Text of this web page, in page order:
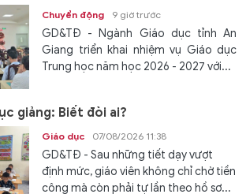
Chuyển động 9 giờ trước
GD&TĐ - Ngành Giáo dục tỉnh An
Giang triển khai nhiệm vụ Giáo dục
Trung học năm học 2026 - 2027 với...
giảng: Biết đòi ai?
Giáo dục 07/08/2026 11:38
GD&TĐ - Sau những tiết dạy vượt
định mức, giáo viên không chỉ chờ tiền
công mà còn phải tự lần theo hồ sơ...